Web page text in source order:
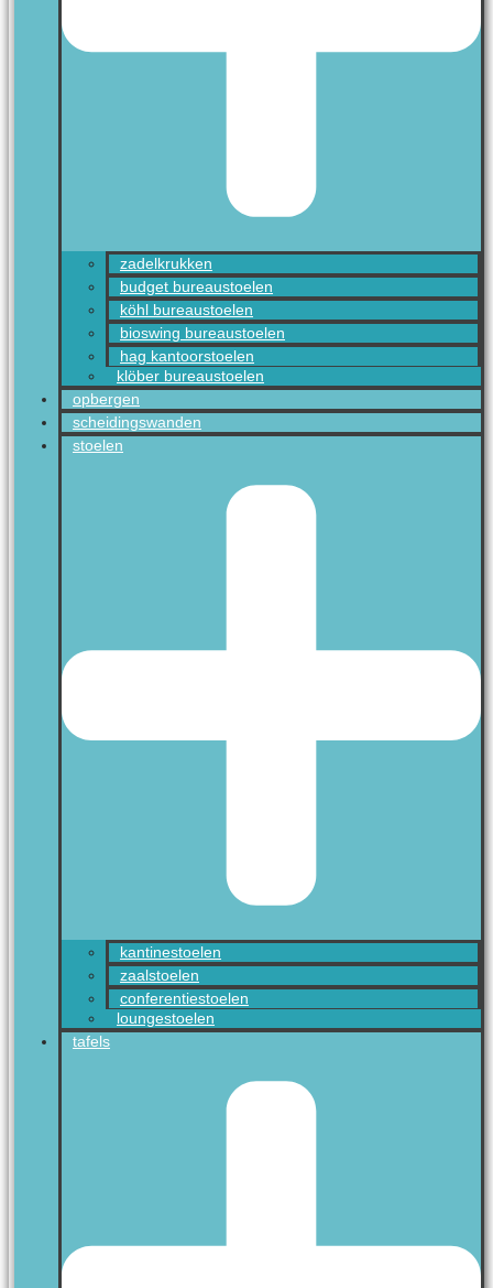
zadelkrukken
budget bureaustoelen
köhl bureaustoelen
bioswing bureaustoelen
hag kantoorstoelen
klöber bureaustoelen
opbergen
scheidingswanden
stoelen
kantinestoelen
zaalstoelen
conferentiestoelen
loungestoelen
tafels